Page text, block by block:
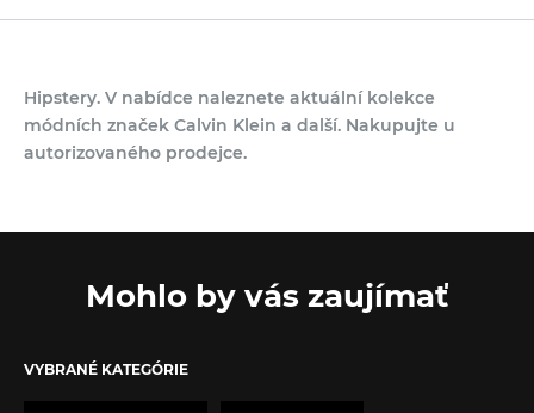
Hipstery. V nabídce naleznete aktuální kolekce
módních značek Calvin Klein a další. Nakupujte u
autorizovaného prodejce.
Mohlo by vás zaujímať
VYBRANÉ KATEGÓRIE